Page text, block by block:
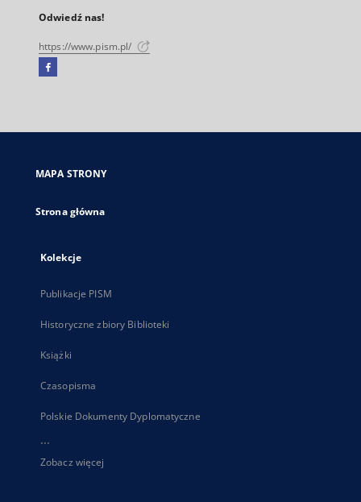
Odwiedź nas!
https://www.pism.pl/
Facebook
się
karcie
MAPA STRONY
Strona główna
Kolekcje
Publikacje PISM
Historyczne zbiory Biblioteki
Książki
Czasopisma
Polskie Dokumenty Dyplomatyczne
...
Zobacz więcej